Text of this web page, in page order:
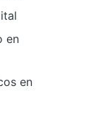
en
en